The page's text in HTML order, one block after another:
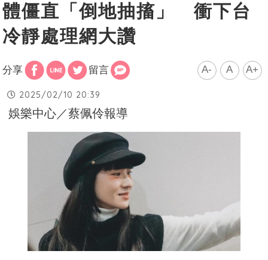
體僵直「倒地抽搐」 衝下台
冷靜處理網大讚
分享 留言 A- A A+
2025/02/10 20:39
娛樂中心／蔡佩伶報導